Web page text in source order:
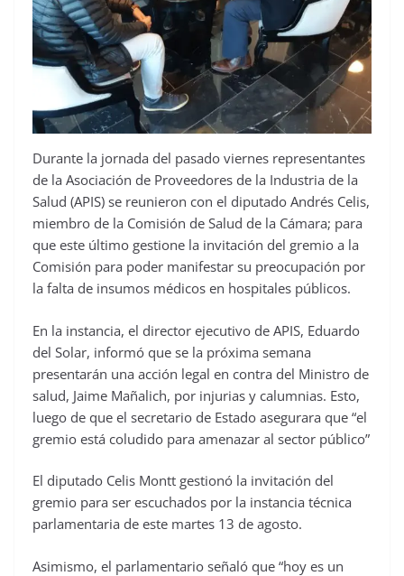
Durante la jornada del pasado viernes representantes
de la Asociación de Proveedores de la Industria de la
Salud (APIS) se reunieron con el diputado Andrés Celis,
miembro de la Comisión de Salud de la Cámara; para
que este último gestione la invitación del gremio a la
Comisión para poder manifestar su preocupación por
la falta de insumos médicos en hospitales públicos.
En la instancia, el director ejecutivo de APIS, Eduardo
del Solar, informó que se la próxima semana
presentarán una acción legal en contra del Ministro de
salud, Jaime Mañalich, por injurias y calumnias. Esto,
luego de que el secretario de Estado asegurara que “el
gremio está coludido para amenazar al sector público”
El diputado Celis Montt gestionó la invitación del
gremio para ser escuchados por la instancia técnica
parlamentaria de este martes 13 de agosto.
Asimismo, el parlamentario señaló que “hoy es un